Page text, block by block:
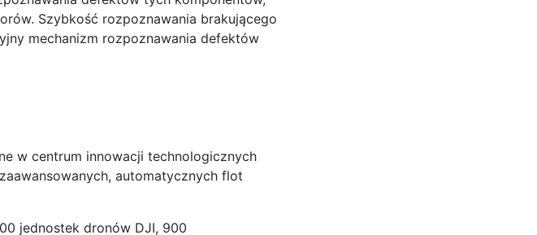
Szybkość rozpoznawania brakującego
mechanizm rozpoznawania defektów
w centrum innowacji technologicznych
automatycznych flot
jednostek dronów DJI, 900